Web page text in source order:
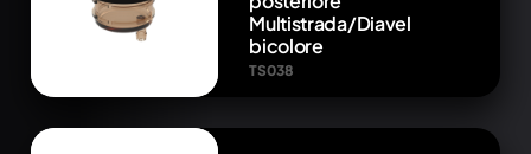
Multistrada/Diavel
bicolore
TS038